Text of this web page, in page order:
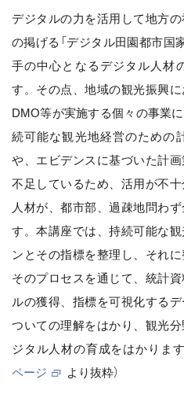
デジタルの力を活用して地方
の掲げる「デジタル田園都市国
手の中心となるデジタル人材
す。その点、地域の観光振興に
DMO等が実施する個々の事業
続可能な観光地経営のための
や、エビデンスに基づいた計
不足しているため、活用が不
人材が、都市部、過疎地問わ
す。本講座では、持続可能な
ンとその指標を整理し、それ
そのプロセスを通じて、統計
ルの獲得、指標を可視化する
ついての理解をはかり、観光
ジタル人材の育成をはかります
ページ
より抜粋）